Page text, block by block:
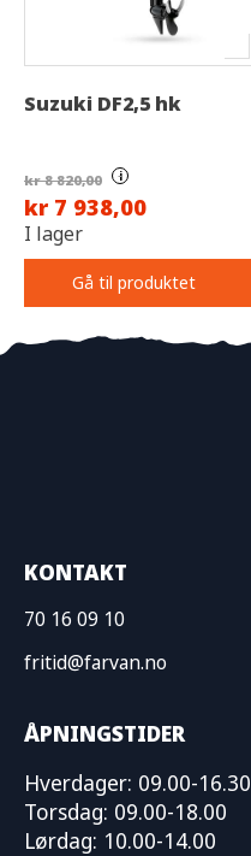
Suzuki DF2,5 hk
kr 8 820,00 i
kr 7 938,00
I lager
Gå til produktet
KONTAKT
70 16 09 10
fritid@farvan.no
ÅPNINGSTIDER
Hverdager: 09.00-16.30
Torsdag: 09.00-18.00
Lørdag: 10.00-14.00